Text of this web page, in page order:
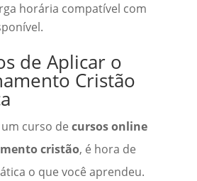
horária compatível com
de Aplicar o
Cristão
curso de cursos online
cristão, é hora de
o que você aprendeu.